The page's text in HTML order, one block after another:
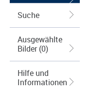
Suche
Ausgewählte
Bilder (0)
Hilfe und
Informationen